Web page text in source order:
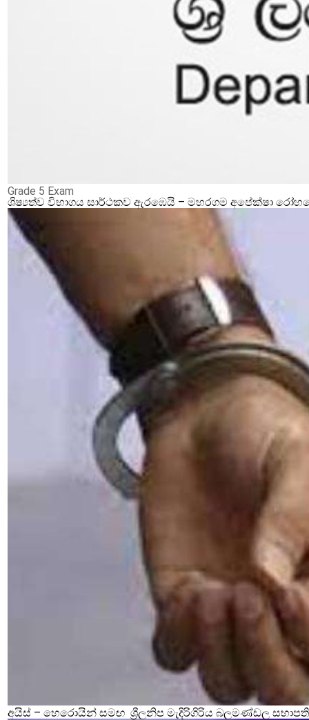
Grade 5 Exam
ශිෂ්‍යත්ව විභාගය සාර්ථකව ඇරඹෙයි – මහරගම අපේක්ෂා
අයිස් – හෙරොයින් සමඟ ශ්‍රීලනිප මැදිරිගිරිය බලමණ්ඩල සභාපති